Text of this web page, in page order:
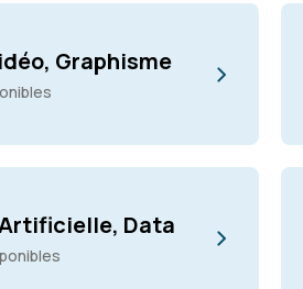
Graphisme
Data